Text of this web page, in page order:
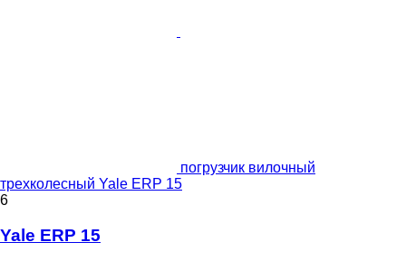
погрузчик вилочный
трехколесный Yale ERP 15
6
Yale ERP 15